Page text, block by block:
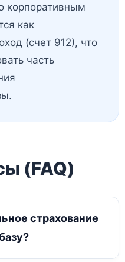
корпоративным
как
(счет 912), что
часть
(FAQ)
страхование